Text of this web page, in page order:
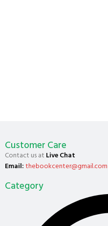
Customer Care
Contact us at Live Chat
Email:thebookcenter@gmail.com
Category